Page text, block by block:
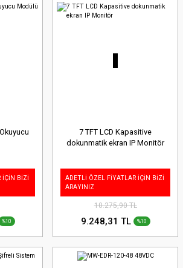
İÇİN BİZİ
%10
7 TFT LCD Kapasitive
dokunmatik ekran IP Monitör
ADETLİ ÖZEL FİYATLAR İÇİN BİZİ
ARAYINIZ
10.275,90 TL
9.248,31 TL %10